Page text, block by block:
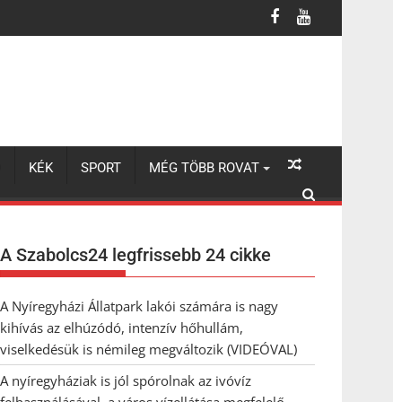
vízellátása megfelelő
KÉK SPORT MÉG TÖBB ROVAT
A Szabolcs24 legfrissebb 24 cikke
A Nyíregyházi Állatpark lakói számára is nagy
kihívás az elhúzódó, intenzív hőhullám,
viselkedésük is némileg megváltozik (VIDEÓVAL)
A nyíregyháziak is jól spórolnak az ivóvíz